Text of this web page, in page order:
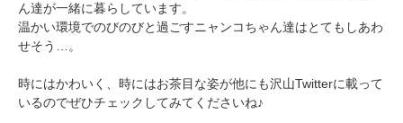
ん達が一緒に暮らしています。
温かい環境でのびのびと過ごすニャンコちゃん達はとてもしあわ
せそう…。
時にはかわいく、時にはお茶目な姿が他にも沢山Twitterに載って
いるのでぜひチェックしてみてくださいね♪